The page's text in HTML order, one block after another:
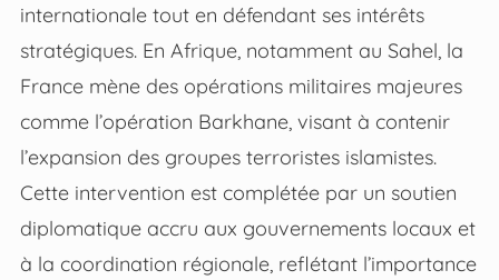
internationale tout en défendant ses intérêts
stratégiques. En Afrique, notamment au Sahel, la
France mène des opérations militaires majeures
comme l’opération Barkhane, visant à contenir
l’expansion des groupes terroristes islamistes.
Cette intervention est complétée par un soutien
diplomatique accru aux gouvernements locaux et
à la coordination régionale, reflétant l’importance